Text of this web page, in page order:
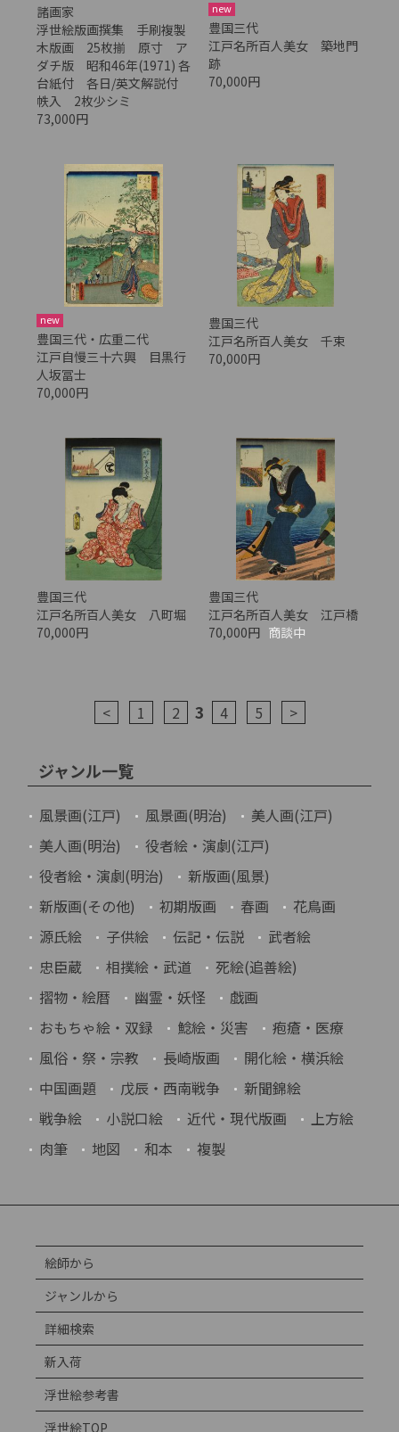
諸画家
浮世絵版画撰集 手刷複製
木版画 25枚揃 原寸 ア
ダチ版 昭和46年(1971) 各
台紙付 各日/英文解説付
帙入 2枚少シミ
73,000円
new
豊国三代
江戸名所百人美女 築地門
跡
70,000円
new
豊国三代・広重二代
江戸自慢三十六興 目黒行
人坂冨士
70,000円
豊国三代
江戸名所百人美女 千束
70,000円
豊国三代
江戸名所百人美女 八町堀
70,000円
豊国三代
江戸名所百人美女 江戸橋
70,000円 商談中
< 1 2 3 4 5 >
ジャンル一覧
風景画(江戸) 風景画(明治)
美人画(江戸)
美人画(明治)
役者絵・演劇(江戸)
役者絵・演劇(明治)
新版画(風景)
新版画(その他)
初期版画 春画
花鳥画
源氏絵
子供絵 伝記・伝説
武者絵
忠臣蔵
相撲絵・武道
死絵(追善絵)
摺物・絵暦
幽霊・妖怪
戯画
おもちゃ絵・双録
鯰絵・災害
疱瘡・医療
風俗・祭・宗教
長崎版画
開化絵・横浜絵
中国画題
戊辰・西南戦争
新聞錦絵
戦争絵
小説口絵 近代・現代版画
上方絵
肉筆
地図 和本 複製
絵師から
ジャンルから
詳細検索
新入荷
浮世絵参考書
浮世絵TOP